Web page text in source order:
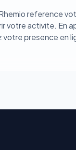
reference
votre activite. En
presence en